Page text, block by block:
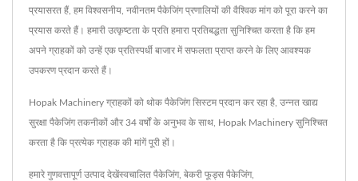
प्रयासरत हैं, हम विश्वसनीय, नवीनतम पैकेजिंग प्रणालियों की वैश्विक मांग को पूरा करने का
प्रयास करते हैं। हमारी उत्कृष्टता के प्रति हमारा प्रतिबद्धता सुनिश्चित करता है कि हम
अपने ग्राहकों को उन्हें एक प्रतिस्पर्धी बाजार में सफलता प्राप्त करने के लिए आवश्यक
उपकरण प्रदान करते हैं।
Hopak Machinery ग्राहकों को थोक पैकेजिंग सिस्टम प्रदान कर रहा है, उन्नत खाद्य
सुरक्षा पैकेजिंग तकनीकों और 34 वर्षों के अनुभव के साथ, Hopak Machinery सुनिश्चित
करता है कि प्रत्येक ग्राहक की मांगें पूरी हों।
हमारे गुणवत्तापूर्ण उत्पाद देखेंस्वचालित पैकेजिंग, बेकरी फूड्स पैकेजिंग,